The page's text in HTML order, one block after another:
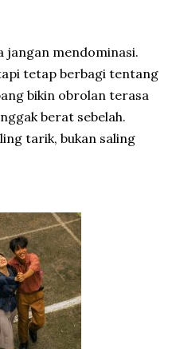
jangan mendominasi.
tetap berbagi tentang
bikin obrolan terasa
berat sebelah.
tarik, bukan saling